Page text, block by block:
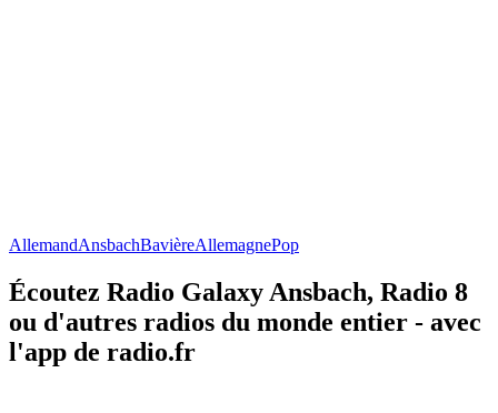
AllemandAnsbachBavièreAllemagnePop
Écoutez Radio Galaxy Ansbach, Radio 8
ou d'autres radios du monde entier - avec
l'app de radio.fr